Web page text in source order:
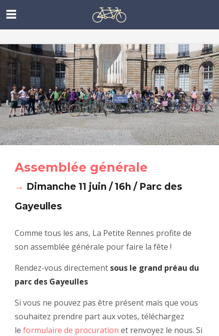
Assemblée générale
→ Dimanche 11 juin / 16h / Parc des
Gayeulles
Comme tous les ans, La Petite Rennes profite de
son assemblée générale pour faire la fête !
Rendez-vous directement sous le grand préau du
parc des Gayeulles
Si vous ne pouvez pas être présent mais que vous
souhaitez prendre part aux votes, téléchargez
le formulaire de procuration et renvoyez le nous. Si